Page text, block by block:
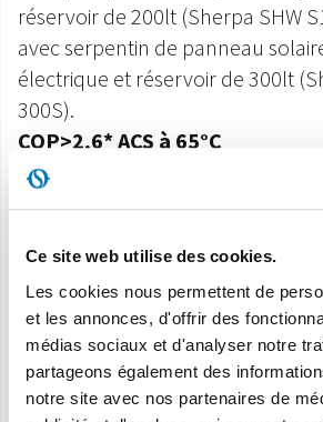
Ce site web utilise des cookies.
Les cookies nous permettent de
et les annonces, d'offrir des
médias sociaux et d'analyser notre
partageons également des
notre site avec nos partenaires de
réservoir de 200lt (Sherpa SHW
avec serpentin de panneau
électrique et réservoir de 300lt
300S).
COP>2,6* ACS à 65°C
Classe énergétique
Plage de fonctionnementen
Réservoir en acier au carbone
double couche.
Anode en magnésium
assurer la durabilité du réservoir.
Condenseur à enroulement